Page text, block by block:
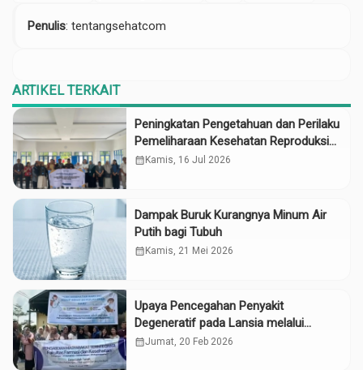
Penulis: tentangsehatcom
ARTIKEL TERKAIT
Peningkatan Pengetahuan dan Perilaku
Pemeliharaan Kesehatan Reproduksi
pada Lansia melalui Edukasi dan
calendar_month Kamis, 16 Jul 2026
Dampak Buruk Kurangnya Minum Air
Putih bagi Tubuh
calendar_month Kamis, 21 Mei 2026
Upaya Pencegahan Penyakit
Degeneratif pada Lansia melalui
Edukasi Kesehatan Terpadu di Desa
calendar_monthJumat, 20 Feb 2026